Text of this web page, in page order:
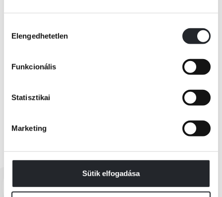
kiválasztása
Elengedhetetlen
Funkcionális
Statisztikai
Marketing
Sütik elfogadása
RÉSZLET A KÖNYVBŐL
EZEK IS ÉRDEKELHETNEK